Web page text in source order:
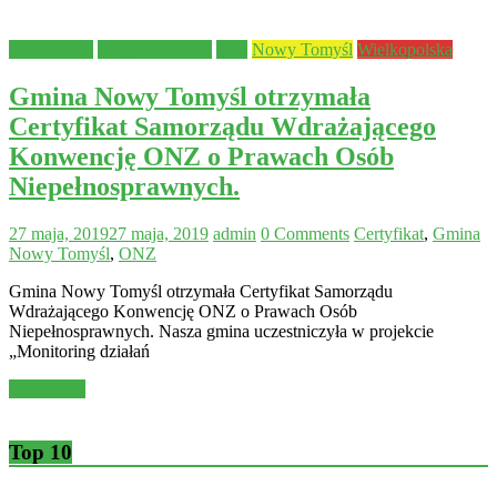
Nowy Tomyśl Wielkopolska
Gmina Nowy Tomyśl otrzymała
Certyfikat Samorządu Wdrażającego
Konwencję ONZ o Prawach Osób
Niepełnosprawnych.
27 maja, 201927 maja, 2019 admin 0 Comments Certyfikat, Gmina
Nowy Tomyśl, ONZ
Gmina Nowy Tomyśl otrzymała Certyfikat Samorządu
Wdrażającego Konwencję ONZ o Prawach Osób
Niepełnosprawnych. Nasza gmina uczestniczyła w projekcie
„Monitoring działań
Top 10